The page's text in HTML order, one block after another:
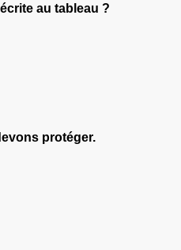
au tableau ?
protéger.